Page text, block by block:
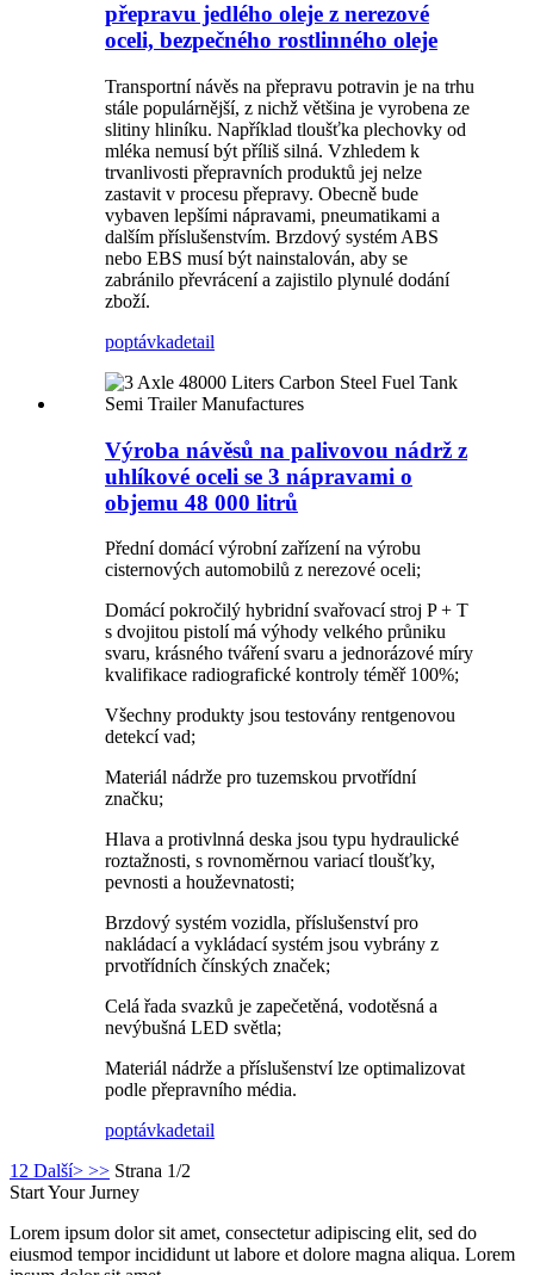
přepravu jedlého oleje z nerezové
oceli, bezpečného rostlinného oleje
Transportní návěs na přepravu potravin je na trhu
stále populárnější, z nichž většina je vyrobena ze
slitiny hliníku. Například tloušťka plechovky od
mléka nemusí být příliš silná. Vzhledem k
trvanlivosti přepravních produktů jej nelze
zastavit v procesu přepravy. Obecně bude
vybaven lepšími nápravami, pneumatikami a
dalším příslušenstvím. Brzdový systém ABS
nebo EBS musí být nainstalován, aby se
zabránilo převrácení a zajistilo plynulé dodání
zboží.
poptávkadetail
Výroba návěsů na palivovou nádrž z
uhlíkové oceli se 3 nápravami o
objemu 48 000 litrů
Přední domácí výrobní zařízení na výrobu
cisternových automobilů z nerezové oceli;
Domácí pokročilý hybridní svařovací stroj P + T
s dvojitou pistolí má výhody velkého průniku
svaru, krásného tváření svaru a jednorázové míry
kvalifikace radiografické kontroly téměř 100%;
Všechny produkty jsou testovány rentgenovou
detekcí vad;
Materiál nádrže pro tuzemskou prvotřídní
značku;
Hlava a protivlnná deska jsou typu hydraulické
roztažnosti, s rovnoměrnou variací tloušťky,
pevnosti a houževnatosti;
Brzdový systém vozidla, příslušenství pro
nakládací a vykládací systém jsou vybrány z
prvotřídních čínských značek;
Celá řada svazků je zapečetěná, vodotěsná a
nevýbušná LED světla;
Materiál nádrže a příslušenství lze optimalizovat
podle přepravního média.
poptávkadetail
12 Další> >> Strana 1/2
Start Your Jurney
Lorem ipsum dolor sit amet, consectetur adipiscing elit, sed do
eiusmod tempor incididunt ut labore et dolore magna aliqua. Lorem